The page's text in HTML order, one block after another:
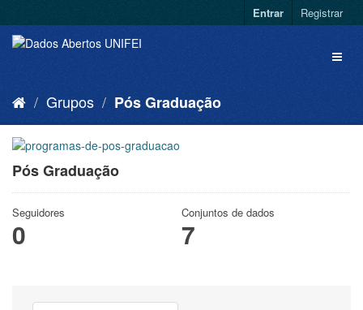
Entrar Registrar
Grupos Pós Graduação
Pós Graduação
Seguidores
0
Conjuntos de dados
7